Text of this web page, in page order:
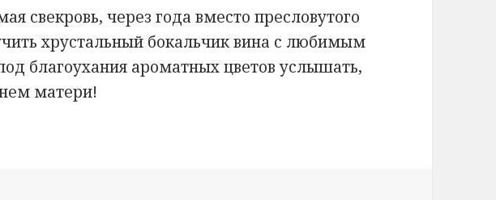
свекровь, через года вместо пресловутого
хрустальный бокальчик вина с любимым
благоухания ароматных цветов услышать,
матери!